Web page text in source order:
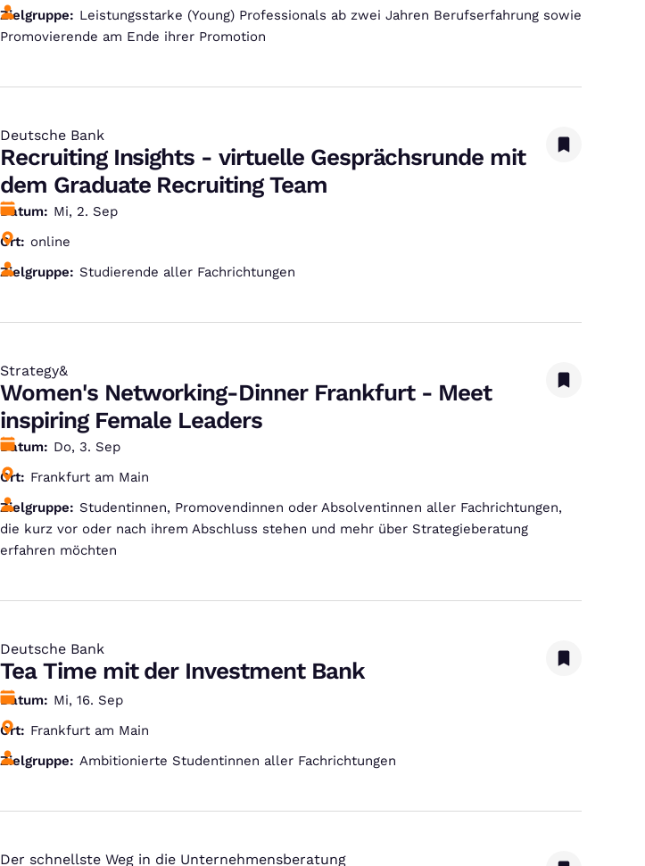
Zielgruppe
Leistungsstarke (Young) Professionals ab zwei Jahren Berufserfahrung sowie
Promovierende am Ende ihrer Promotion
Deutsche Bank
:
Recruiting Insights - virtuelle Gesprächsrunde mit
dem Graduate Recruiting Team
Datum
Mi, 2. Sep
Ort
online
Zielgruppe
Studierende aller Fachrichtungen
Strategy&
:
Women's Networking-Dinner Frankfurt - Meet
inspiring Female Leaders
Datum
Do, 3. Sep
Ort
Frankfurt am Main
Zielgruppe
Studentinnen, Promovendinnen oder Absolventinnen aller Fachrichtungen,
die kurz vor oder nach ihrem Abschluss stehen und mehr über Strategieberatung
erfahren möchten
Deutsche Bank
:
Tea Time mit der Investment Bank
Datum
Mi, 16. Sep
Ort
Frankfurt am Main
Zielgruppe
Ambitionierte Studentinnen aller Fachrichtungen
Der schnellste Weg in die Unternehmensberatung